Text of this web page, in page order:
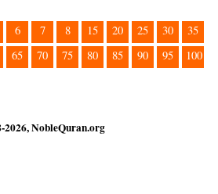
6 7 8 15 20 25 30
35
65 70 75 80 85 90 95
100
2026, NobleQuran.org